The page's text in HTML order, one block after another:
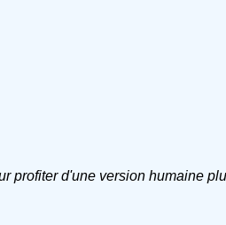
profiter d'une version humaine